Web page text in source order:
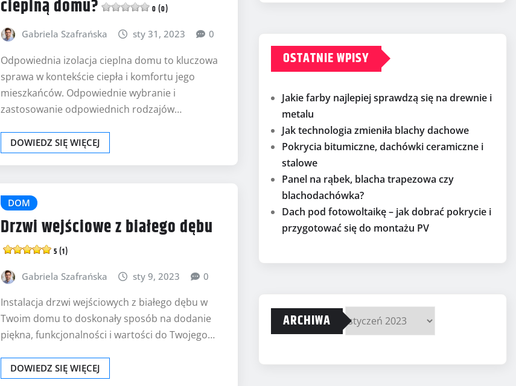
cieplną domu?
0 (0)
Gabriela Szafrańska sty 31, 2023 0
Odpowiednia izolacja cieplna domu to kluczowa
sprawa w kontekście ciepła i komfortu jego
mieszkańców. Odpowiednie wybranie i
zastosowanie odpowiednich rodzajów…
DOWIEDZ SIĘ WIĘCEJ
DOM
Drzwi wejściowe z białego dębu
5 (1)
Gabriela Szafrańska sty 9, 2023 0
Instalacja drzwi wejściowych z białego dębu w
Twoim domu to doskonały sposób na dodanie
piękna, funkcjonalności i wartości do Twojego…
DOWIEDZ SIĘ WIĘCEJ
OSTATNIE WPISY
Jakie farby najlepiej sprawdzą się na drewnie i
metalu
Jak technologia zmieniła blachy dachowe
Pokrycia bitumiczne, dachówki ceramiczne i
stalowe
Panel na rąbek, blacha trapezowa czy
blachodachówka?
Dach pod fotowoltaikę – jak dobrać pokrycie i
przygotować się do montażu PV
ARCHIWA